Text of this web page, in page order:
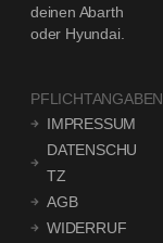
deinen Abarth
oder Hyundai.
PFLICHTANGABEN
IMPRESSUM
DATENSCHU
TZ
AGB
WIDERRUF